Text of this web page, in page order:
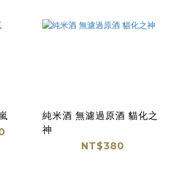
純米酒 無濾過原酒 貓化之
神
NT$380